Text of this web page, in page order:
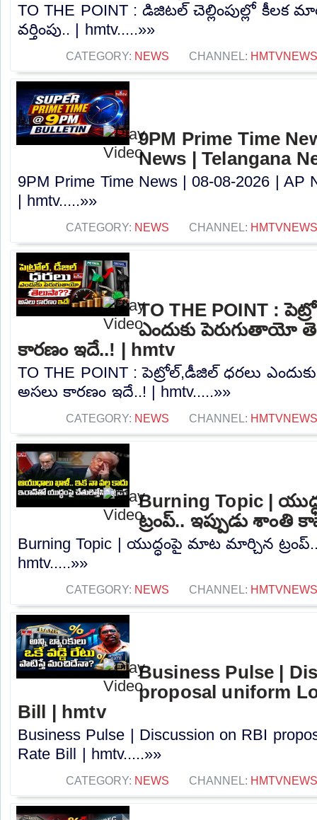
TO THE POINT : డిజిటల్ చెల్లింపుల్లో కీలక
వర్తింపు.. | hmtv.....»»
CATEGORY: NEWS CHANNEL: HMTVNEWS
9PM Prime Time
News | Telangana
9PM Prime Time News | 08-08-2026 | AP
| hmtv.....»»
CATEGORY: NEWS CHANNEL: HMTVNEWS
TO THE POINT :
ఎందుకు పెరుగుతాయో
కారణం ఇదే..! | hmtv
TO THE POINT : పెట్రోల్,డీజిల్ ధరలు
అసలు కారణం ఇదే..! | hmtv.....»»
CATEGORY: NEWS CHANNEL: HMTVNEWS
Burning Topic |
ట్రంప్.. ఇప్పుడు శాంతి
Burning Topic | యుద్ధంపై మాట మార్చిన
hmtv.....»»
CATEGORY: NEWS CHANNEL: HMTVNEWS
Business Pulse |
proposal uniform
Bill | hmtv
Business Pulse | Discussion on RBI
Rate Bill | hmtv.....»»
CATEGORY: NEWS CHANNEL: HMTVNEWS